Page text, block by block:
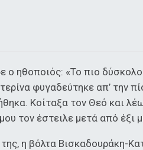
ο ηθοποιός: «Το πιο
φυγαδεύτηκε απ’ την
Κοίταξα τον Θεό και
τον έστειλε μετά από έξι
η βόλτα Βισκαδουράκη-